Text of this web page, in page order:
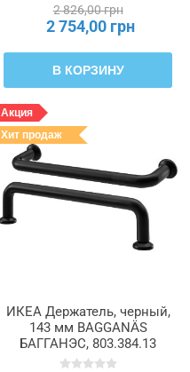
2 826,00 грн
2 754,00 грн
В КОРЗИНУ
Акция
Хит продаж
ИКЕА Держатель, черный,
143 мм BAGGANÄS
БАГГАНЭС, 803.384.13